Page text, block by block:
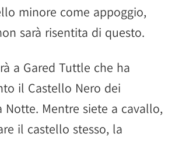
minore come appoggio,
sarà risentita di questo.
a Gared Tuttle che ha
il Castello Nero dei
Notte. Mentre siete a cavallo,
il castello stesso, la